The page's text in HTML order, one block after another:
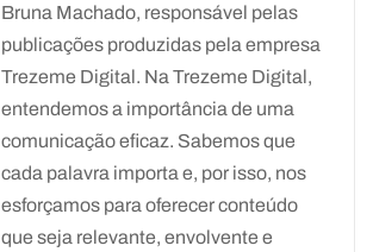
Bruna Machado, responsável pelas
publicações produzidas pela empresa
Trezeme Digital. Na Trezeme Digital,
entendemos a importância de uma
comunicação eficaz. Sabemos que
cada palavra importa e, por isso, nos
esforçamos para oferecer conteúdo
que seja relevante, envolvente e